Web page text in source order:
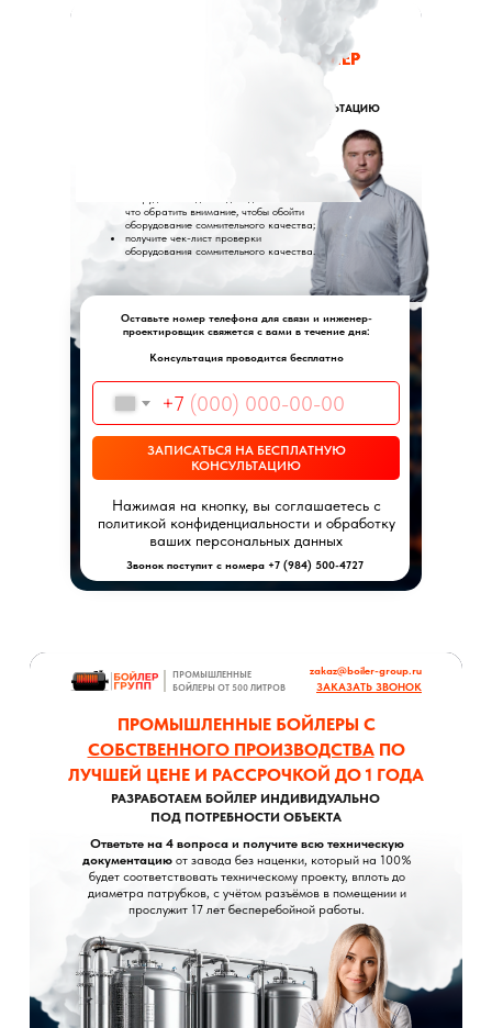
Консультация проводится бесплатно
Оставьте номер телефона для связи и инженер-
проектировщик свяжется с вами в течение дня:
что обратить внимание, чтобы обойти
оборудование сомнительного качества;
получите чек-лист проверки
оборудования сомнительного качества.
НЕ ЗНАЕТЕ КАКОЙ БОЙЛЕР
ЗАПИШИТЕСЬ НА БЕСПЛАТНУЮ КОНСУЛЬТАЦИЮ
+7
ЗАПИСАТЬСЯ НА БЕСПЛАТНУЮ
КОНСУЛЬТАЦИЮ
Нажимая на кнопку, вы соглашаетесь с
политикой конфиденциальности и обработку
ваших персональных данных
Звонок поступит с номера +7 (984) 500-4727
Ответьте на 4 вопроса и получите всю техническую
документацию от завода без наценки, который на 100%
будет соответствовать техническому проекту, вплоть до
диаметра патрубков, с учётом разъёмов в помещении и
прослужит 17 лет бесперебойной работы.
ПРОМЫШЛЕННЫЕ БОЙЛЕРЫ С
СОБСТВЕННОГО ПРОИЗВОДСТВАПО
ЛУЧШЕЙ ЦЕНЕ И РАССРОЧКОЙ ДО 1 ГОДА
РАЗРАБОТАЕМ БОЙЛЕР ИНДИВИДУАЛЬНО
ПОД ПОТРЕБНОСТИ ОБЪЕКТА
ПРОМЫШЛЕННЫЕ
БОЙЛЕРЫ ОТ 500 ЛИТРОВ
zakaz@boiler-group.ru
ЗАКАЗАТЬ ЗВОНОК